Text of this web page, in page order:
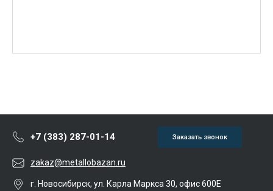
+7 (383) 287-01-14 Заказать звонок
zakaz@metallobazan.ru
г. Новосибирск, ул. Карла Маркса 30, офис 600Е